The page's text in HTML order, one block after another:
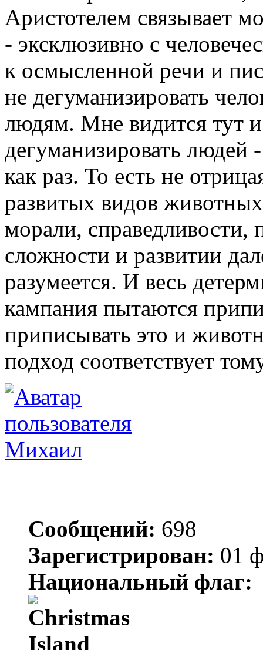
Аристотелем связывает
- эксклюзивно с
к осмысленной речи и
не дегуманизировать
людям. Мне видится тут
дегуманизировать
как раз. То есть не
развитых видов
морали, справедливости,
сложности и развитии
разумеется. И весь
кампания пытаются
приписывать это и
подход соответствует
Михаил
Сообщений: 698
Зарегистрирован: 01
Национальный флаг: